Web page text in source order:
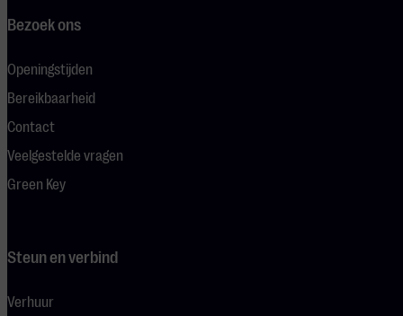
Bezoek ons
Openingstijden
Bereikbaarheid
Contact
Veelgestelde vragen
Green Key
Steun en verbind
Verhuur